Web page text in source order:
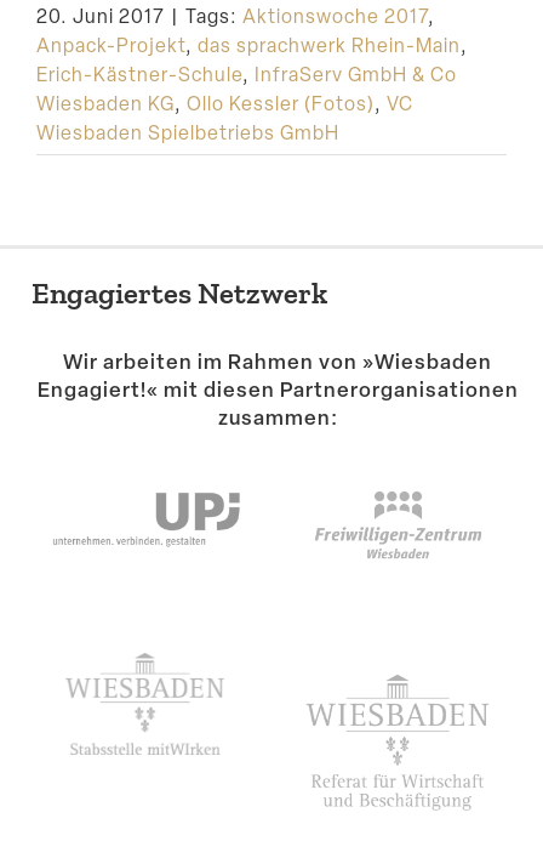
Suche
20. Juni 2017 | Tags: Aktionswoche 2017,
Anpack-Projekt, das sprachwerk Rhein-Main,
Erich-Kästner-Schule, InfraServ GmbH & Co
Wiesbaden KG, Ollo Kessler (Fotos), VC
Wiesbaden Spielbetriebs GmbH
Engagiertes Netzwerk
Wir arbeiten im Rahmen von »Wiesbaden
Engagiert!« mit diesen Partner­or­ga­ni­sa­tionen
zusammen: